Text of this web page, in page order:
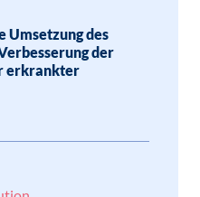
Umsetzung des
der
erkrankter